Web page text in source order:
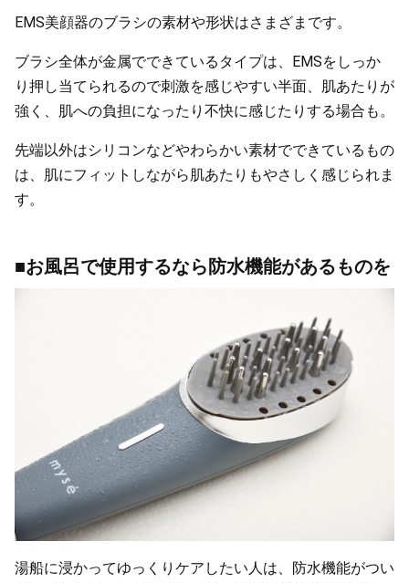
EMS美顔器のブラシの素材や形状はさまざまです。
ブラシ全体が金属でできているタイプは、EMSをしっか
り押し当てられるので刺激を感じやすい半面、肌あたりが
強く、肌への負担になったり不快に感じたりする場合も。
先端以外はシリコンなどやわらかい素材でできているもの
は、肌にフィットしながら肌あたりもやさしく感じられま
す。
■お風呂で使用するなら防水機能があるものを
湯船に浸かってゆっくりケアしたい人は、防水機能がつい